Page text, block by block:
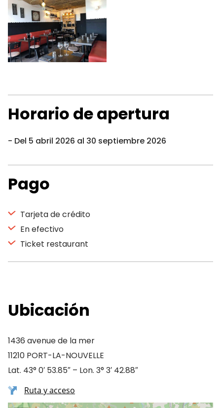
Horario de apertura
Del 5 abril 2026 al 30 septiembre 2026
Pago
Tarjeta de crédito
En efectivo
Ticket restaurant
Ubicación
1436 avenue de la mer
11210 PORT-LA-NOUVELLE
Lat. 43° 0′ 53.85″ – Lon. 3° 3′ 42.88″
Ruta y acceso